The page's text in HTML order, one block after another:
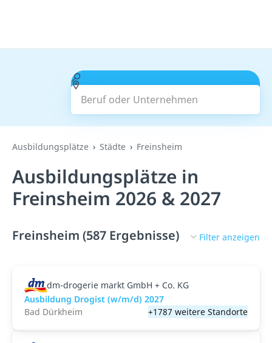
Beruf oder Unternehmen
Suchen
Ausbildungsplätze Städte Freinsheim
Ausbildungsplätze in
Freinsheim 2026 & 2027
Freinsheim (587 Ergebnisse) Filter anzeigen
dm-drogerie markt GmbH + Co. KG
Ausbildung Drogist (w/m/d) 2027
Bad Dürkheim
+1787 weitere Standorte